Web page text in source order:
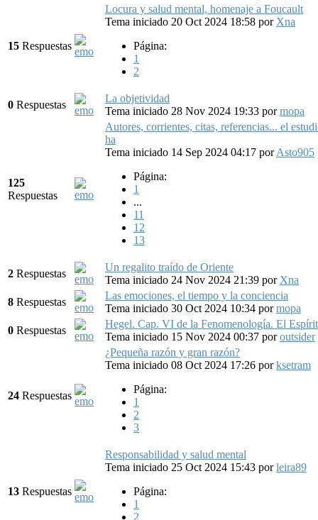
15 Respuestas
Locura y salud mental, homenaje a Foucault
Tema iniciado 20 Oct 2024 18:58 por Xna
Página:
1
2
0 Respuestas
La objetividad
Tema iniciado 28 Nov 2024 19:33 pormopa
125
Respuestas
Autores, corrientes, citas, referencias... el
ha
Tema iniciado 14 Sep 2024 04:17 porAsto905
Página:
1
...
11
12
13
2 Respuestas
Un regalito traído de Oriente
Tema iniciado 24 Nov 2024 21:39 por Xna
8 Respuestas
Las emociones, el tiempo y la conciencia
Tema iniciado 30 Oct 2024 10:34 pormopa
0 Respuestas
Hegel. Cap. VI de la Fenomenología. El
Tema iniciado 15 Nov 2024 00:37 poroutsider
24 Respuestas
¿Pequeña razón y gran razón?
Tema iniciado 08 Oct 2024 17:26 porksetram
Página:
1
2
3
13 Respuestas
Responsabilidad y salud mental
Tema iniciado 25 Oct 2024 15:43 porleira89
Página:
1
2